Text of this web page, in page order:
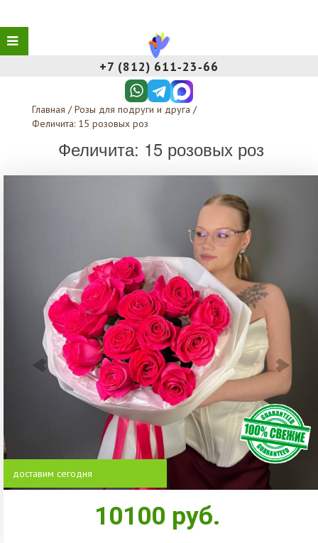
+7 (812) 611‑23‑66
Главная / Розы для подруги и друга /
Феличита: 15 розовых роз
Феличита: 15 розовых роз
доставим сегодня
10100 руб.